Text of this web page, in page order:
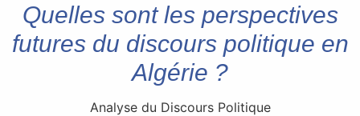
Quelles sont les perspectives
futures du discours politique en
Algérie ?
Analyse du Discours Politique